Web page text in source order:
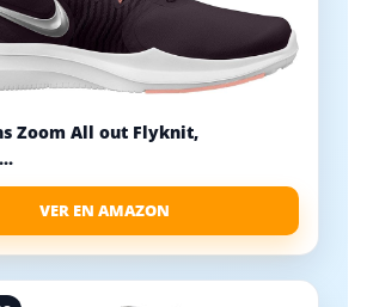
Zoom All out Flyknit,
VER EN AMAZON